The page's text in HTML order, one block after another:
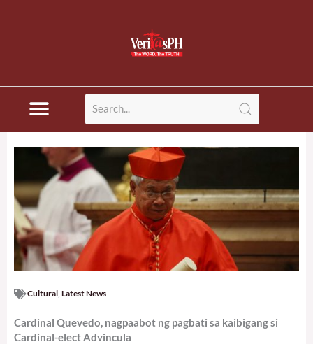
Cultural Latest News
Cardinal Quevedo, nagpaabot ng pagbati sa kaibigang si
Cardinal-elect Advincula